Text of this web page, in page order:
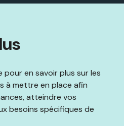
en savoir plus sur les
à mettre en place afin
atteindre vos
besoins spécifiques de